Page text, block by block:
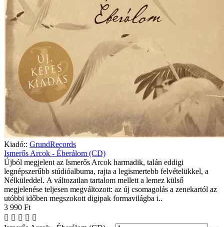
Kiadó:: GrundRecords
Ismerős Arcok - Éberálom (CD)
Újból megjelent az Ismerős Arcok harmadik, talán eddigi
legnépszerűbb stúdióalbuma, rajta a legismertebb felvételükkel, a
Nélküleddel. A változatlan tartalom mellett a lemez külső
megjelenése teljesen megváltozott: az új csomagolás a zenekartól az
utóbbi időben megszokott digipak formavilágba i..
3 990 Ft